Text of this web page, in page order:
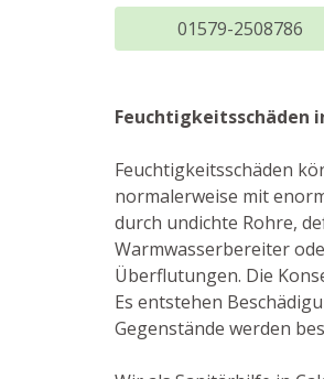
01579-2508786
Feuchtigkeitsschäden
Feuchtigkeitsschäden
normalerweise mit
durch undichte Rohre,
Warmwasserbereiter
Überflutungen. Die
Es entstehen
Gegenstände werden